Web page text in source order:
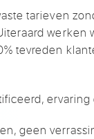
tarieven
werken
tevreden
ervaring
geen